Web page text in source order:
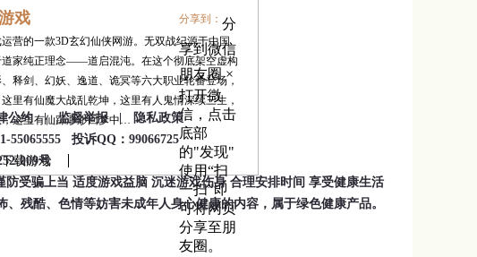
戏
下载游戏
营的一款3D玄幻仙侠网游。无双战纪源于中国
道家纯正理念——道启混沌。在这个彻底架空虚构
释剑、幻妖、逸道、诡冥等六大职业轮番登场，
里有仙魔大战乱乾坤，这里有人鬼情深续三生，
这里有仙踪渺渺回梦中…
分享到： 分
享到微信
朋友圈 ×
打开微
信，点击
底部
的"发现"
使用“扫
一扫”即
可将网页
分享至朋
友圈。
公约 | 监督举报 |
隐私政策
55065555 投诉QQ：99066725
009号
受骗上当 适度游戏益脑 沉迷游戏伤身 合理安排时间 享受健康生活
残酷、色情等妨害未成年人身心健康的内容，属于绿色健康产品。